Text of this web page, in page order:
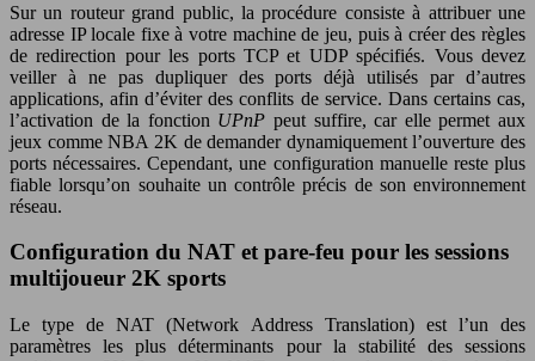
Sur un routeur grand public, la procédure consiste à attribuer une
adresse IP locale fixe à votre machine de jeu, puis à créer des règles
de redirection pour les ports TCP et UDP spécifiés. Vous devez
veiller à ne pas dupliquer des ports déjà utilisés par d’autres
applications, afin d’éviter des conflits de service. Dans certains cas,
l’activation de la fonction UPnP peut suffire, car elle permet aux
jeux comme NBA 2K de demander dynamiquement l’ouverture des
ports nécessaires. Cependant, une configuration manuelle reste plus
fiable lorsqu’on souhaite un contrôle précis de son environnement
réseau.
Configuration du NAT et pare-feu pour les sessions
multijoueur 2K sports
Le type de NAT (Network Address Translation) est l’un des
paramètres les plus déterminants pour la stabilité des sessions